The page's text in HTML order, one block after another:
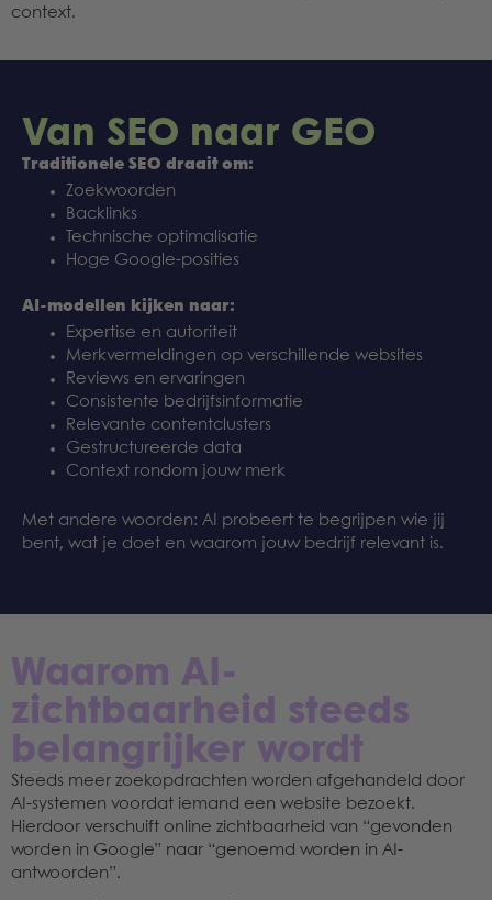
context.
Van SEO naar GEO
Traditionele SEO draait om:
Zoekwoorden
Backlinks
Technische optimalisatie
Hoge Google-posities
AI-modellen kijken naar:
Expertise en autoriteit
Merkvermeldingen op verschillende websites
Reviews en ervaringen
Consistente bedrijfsinformatie
Relevante contentclusters
Gestructureerde data
Context rondom jouw merk
Met andere woorden: AI probeert te begrijpen wie jij
bent, wat je doet en waarom jouw bedrijf relevant is.
Waarom AI-
zichtbaarheid steeds
belangrijker wordt
Steeds meer zoekopdrachten worden afgehandeld door
AI-systemen voordat iemand een website bezoekt.
Hierdoor verschuift online zichtbaarheid van “gevonden
worden in Google” naar “genoemd worden in AI-
antwoorden”.